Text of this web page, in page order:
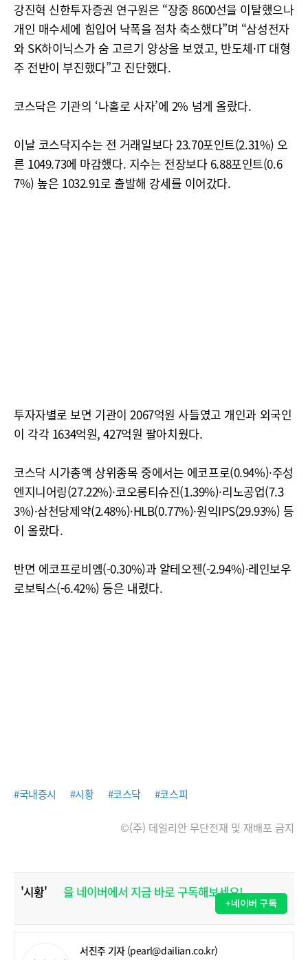
강진혁 신한투자증권 연구원은 “장중 8600선을 이탈했으나
개인 매수세에 힘입어 낙폭을 점차 축소했다”며 “삼성전자
와 SK하이닉스가 숨 고르기 양상을 보였고, 반도체·IT 대형
주 전반이 부진했다”고 진단했다.
코스닥은 기관의 ‘나홀로 사자’에 2% 넘게 올랐다.
이날 코스닥지수는 전 거래일보다 23.70포인트(2.31%) 오
른 1049.73에 마감했다. 지수는 전장보다 6.88포인트(0.6
7%) 높은 1032.91로 출발해 강세를 이어갔다.
투자자별로 보면 기관이 2067억원 사들였고 개인과 외국인
이 각각 1634억원, 427억원 팔아치웠다.
코스닥 시가총액 상위종목 중에서는 에코프로(0.94%)·주성
엔지니어링(27.22%)·코오롱티슈진(1.39%)·리노공업(7.3
3%)·삼천당제약(2.48%)·HLB(0.77%)·원익IPS(29.93%) 등
이 올랐다.
반면 에코프로비엠(-0.30%)과 알테오젠(-2.94%)·레인보우
로보틱스(-6.42%) 등은 내렸다.
#국내증시 #시황 #코스닥 #코스피
©(주) 데일리안 무단전재 및 재배포 금지
'시황' 을 네이버에서 지금 바로 구독해보세요!
+네이버 구독
서진주 기자 (pearl@dailian.co.kr)